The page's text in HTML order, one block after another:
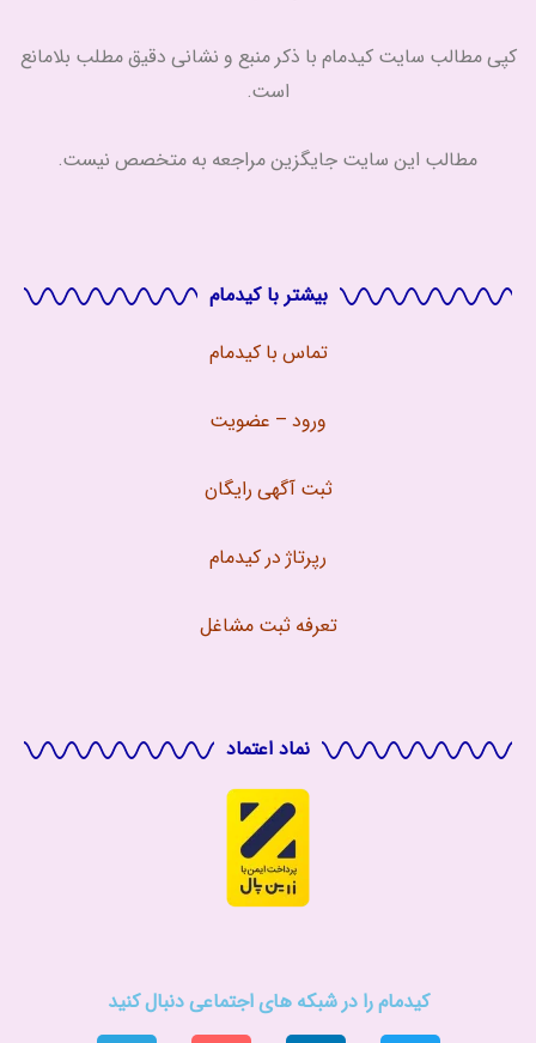
کپی مطالب سایت کیدمام با ذکر منبع و نشانی دقیق مطلب بلامانع
است.
مطالب این سایت جایگزین مراجعه به متخصص نیست.
بیشتر با کیدمام
تماس باکیدمام
ورود – عضویت
ثبت آگهی رایگان
رپرتاژ در کیدمام
تعرفه ثبت مشاغل
نماد اعتماد
کیدمام را در شبکه های اجتماعی دنبال کنید